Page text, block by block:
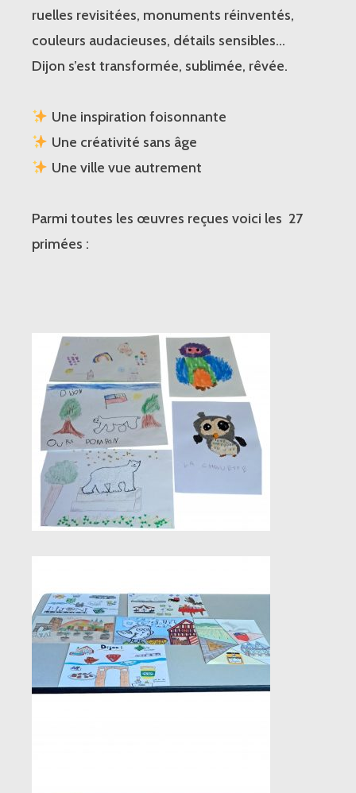
ruelles revisitées, monuments réinventés,
couleurs audacieuses, détails sensibles…
Dijon s’est transformée, sublimée, rêvée.
Une inspiration foisonnante
Une créativité sans âge
Une ville vue autrement
Parmi toutes les œuvres reçues voici les 27
primées :